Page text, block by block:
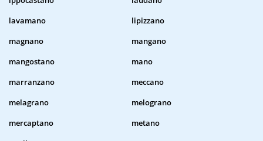
lavamano
lipizzano
magnano
mangano
mangostano
mano
marranzano
meccano
melagrano
melograno
mercaptano
metano